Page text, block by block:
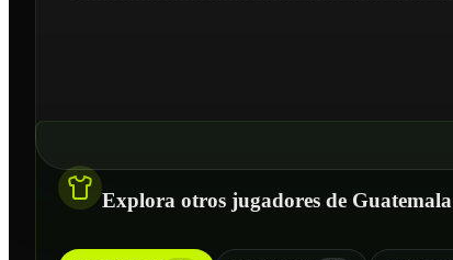
Explora otros jugadores de Guatemala